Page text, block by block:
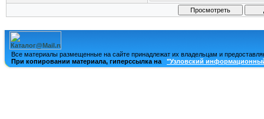
Все материалы размещенные на сайте принадлежат их владельцам и
При копировании материала, гиперссылка на
"Узловский